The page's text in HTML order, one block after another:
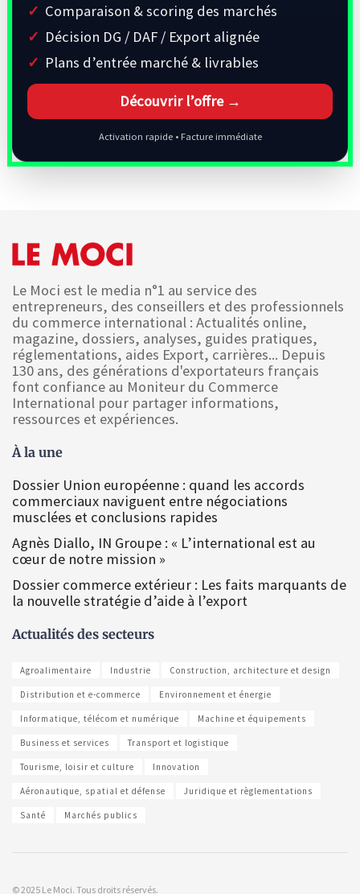
Comparaison & scoring des marchés
Décision DG / DAF / Export alignée
Plans d’entrée marché & livrables
Découvrir l’offre →
Activation rapide • Facture immédiate
Le Moci est le media n°1 au service des
entrepreneurs, des conseillers et des professionnels
du commerce international : Actualités online,
magazine, dossiers, analyses, guides pratiques,
réglementations, aides Export, carrières... Depuis
130 ans, des générations d'exportateurs français
font confiance au Moniteur du Commerce
International pour partager informations,
ressources et expériences.
À la une
Dossier Union européenne : quand les accords
commerciaux naviguent entre négociations
musclées et conclusions rapides
Agnès Diallo, IN Groupe : « L’international est au
cœur de notre mission »
Dossier commerce extérieur : Les faits marquants de
la nouvelle stratégie d’aide à l’export
Actualités des secteurs
Agroalimentaire Industrie Construction, architecture et design
Distribution et e-commerce Environnement et énergie
Informatique, télécom et numérique Machine et équipements
Business et services Transport et logistique
Tourisme, loisir et culture Innovation
Aéronautique, spatial et défense Juridique et règlementations
Santé Marchés publics
© 2025 Le Moci. Tous droits réservés.